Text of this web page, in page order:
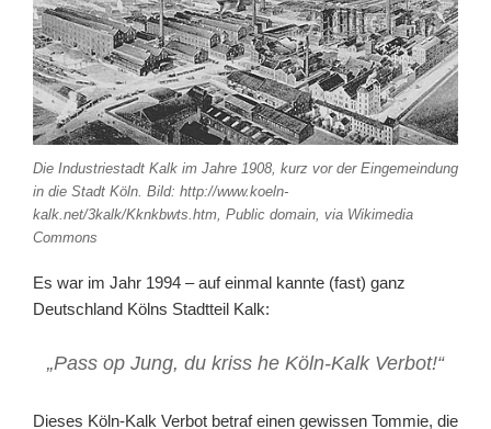
Die Industriestadt Kalk im Jahre 1908, kurz vor der Eingemeindung
in die Stadt Köln. Bild: http://www.koeln-
kalk.net/3kalk/Kknkbwts.htm, Public domain, via Wikimedia
Commons
Es war im Jahr 1994 – auf einmal kannte (fast) ganz
Deutschland Kölns Stadtteil Kalk:
„Pass op Jung, du kriss he Köln-Kalk Verbot!“
Dieses Köln-Kalk Verbot betraf einen gewissen Tommie, die